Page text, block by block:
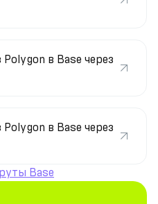
в Base через
в Base через
Base